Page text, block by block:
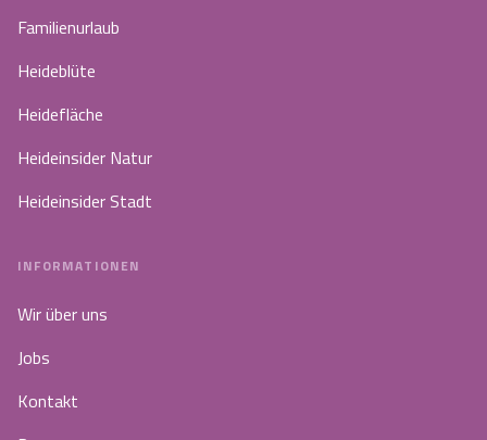
Familienurlaub
Heideblüte
Heidefläche
Heideinsider Natur
Heideinsider Stadt
INFORMATIONEN
Wir über uns
Jobs
Kontakt